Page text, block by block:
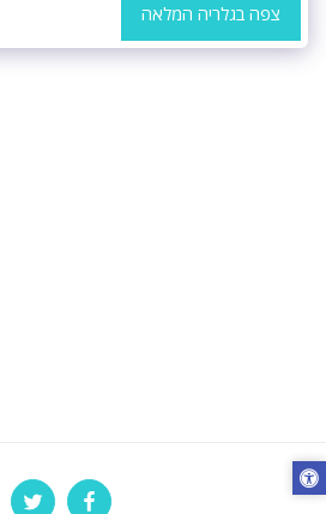
צפה בגלריה המלאה